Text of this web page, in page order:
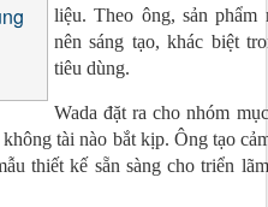
liệu. Theo ông, sản
nên sáng tạo, khác biệt
tiêu dùng.
Wada đặt ra cho nhóm
tài nào bắt kịp. Ông tạo
thiết kế sẵn sàng cho triển